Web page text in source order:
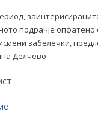
подрачје опфатено
забелечки,
Делчево.